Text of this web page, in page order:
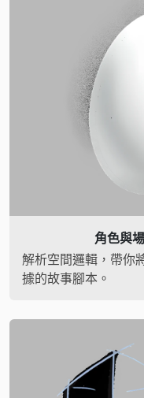
角色與
解析空間邏輯，帶你
據的故事腳本。